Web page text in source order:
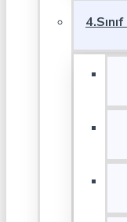
4.Sınıf